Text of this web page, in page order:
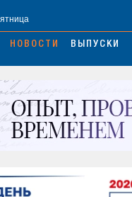
НОВОСТИ ВЫПУСКИ